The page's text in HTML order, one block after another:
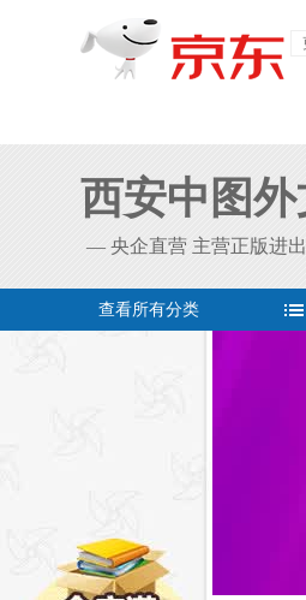
西安中图
— 央企直营 主营正版进
查看所有分类